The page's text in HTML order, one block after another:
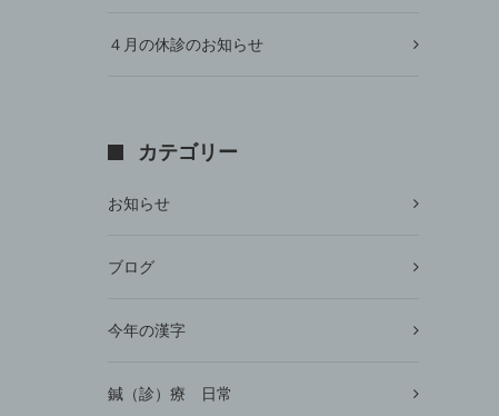
４月の休診のお知らせ
カテゴリー
お知らせ
ブログ
今年の漢字
鍼（診）療 日常